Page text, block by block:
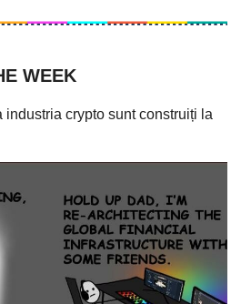
WEEK
industria crypto sunt construiți la